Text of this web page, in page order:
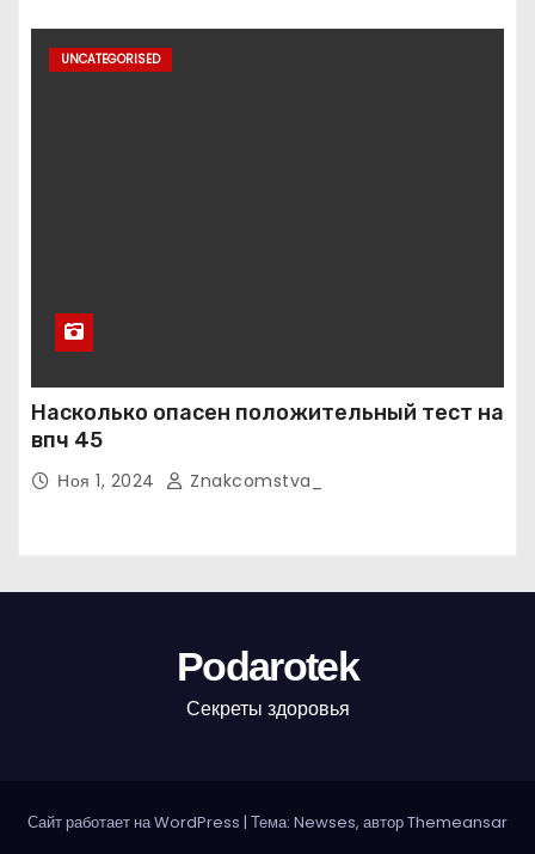
UNCATEGORISED
Насколько опасен положительный тест на
впч 45
Ноя 1, 2024 Znakcomstva_
Podarotek
Секреты здоровья
Сайт работает на WordPress | Тема: Newses, авторThemeansar